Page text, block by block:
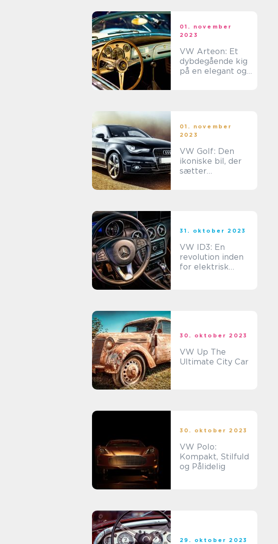
01. november
2023
VW Arteon: Et
dybdegående kig
på en elegant og
01. november
2023
VW Golf: Den
ikoniske bil, der
sætter
31. oktober 2023
VW ID3: En
revolution inden
for elektrisk
30. oktober 2023
VW Up The
Ultimate City Car
30. oktober 2023
VW Polo:
Kompakt, Stilfuld
og Pålidelig
29. oktober 2023